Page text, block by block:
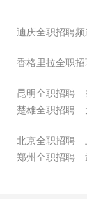
迪庆全职招聘
香格里拉全职招
昆明全职招聘
楚雄全职招聘
北京全职招聘
郑州全职招聘